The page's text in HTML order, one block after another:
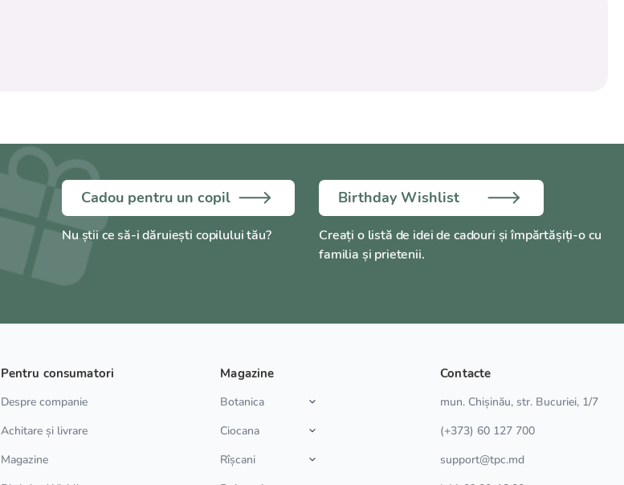
Cadou pentru un copil
Nu știi ce să-i dăruiești copilului tău?
Birthday Wishlist
Creați o listă de idei de cadouri și împărtășiți-o cu
familia și prietenii.
Pentru consumatori
Despre companie
Achitare și livrare
Magazine
Magazine
Botanica
Ciocana
Rîșcani
Contacte
mun. Chișinău, str. Bucuriei, 1/7
(+373) 60 127 700
support@tpc.md